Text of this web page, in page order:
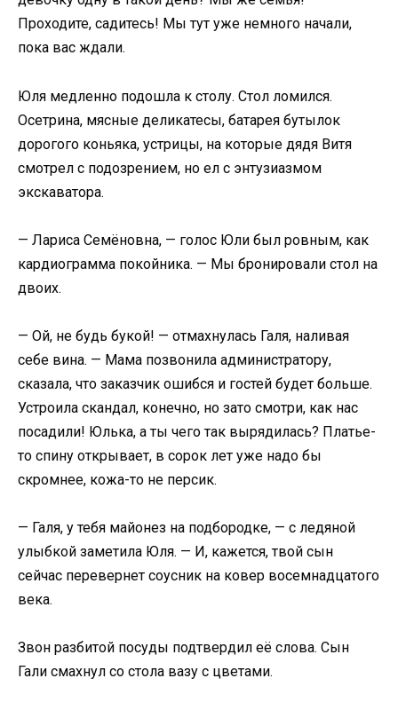
Проходите, садитесь! Мы тут уже немного начали,
пока вас ждали.
Юля медленно подошла к столу. Стол ломился.
Осетрина, мясные деликатесы, батарея бутылок
дорогого коньяка, устрицы, на которые дядя Витя
смотрел с подозрением, но ел с энтузиазмом
экскаватора.
— Лариса Семёновна, — голос Юли был ровным, как
кардиограмма покойника. — Мы бронировали стол на
двоих.
— Ой, не будь букой! — отмахнулась Галя, наливая
себе вина. — Мама позвонила администратору,
сказала, что заказчик ошибся и гостей будет больше.
Устроила скандал, конечно, но зато смотри, как нас
посадили! Юлька, а ты чего так вырядилась? Платье-
то спину открывает, в сорок лет уже надо бы
скромнее, кожа-то не персик.
— Галя, у тебя майонез на подбородке, — с ледяной
улыбкой заметила Юля. — И, кажется, твой сын
сейчас перевернет соусник на ковер восемнадцатого
века.
Звон разбитой посуды подтвердил её слова. Сын
Гали смахнул со стола вазу с цветами.